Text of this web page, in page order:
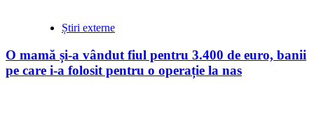
Știri externe
O mamă și-a vândut fiul pentru 3.400 de euro, banii
pe care i-a folosit pentru o operație la nas